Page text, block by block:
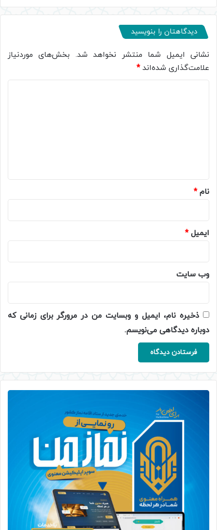
دیدگاهتان را بنویسید
نشانی ایمیل شما منتشر نخواهد شد. بخش‌های موردنیاز
علامت‌گذاری شده‌اند*
نام*
ایمیل*
وب‌ سایت
ذخیره نام، ایمیل و وبسایت من در مرورگر برای زمانی که
دوباره دیدگاهی می‌نویسم.